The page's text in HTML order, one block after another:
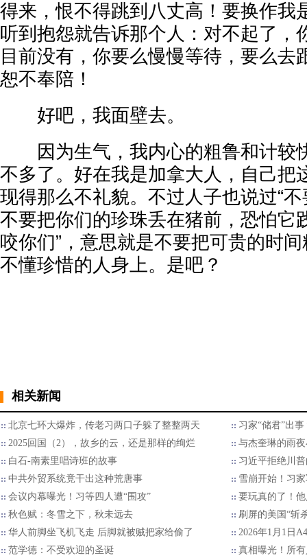
得来，恨不得跳到八丈高！要换作我
听到抱怨就告诉那个人：对不起了，
目前没有，你要么慢慢等待，要么去
恕不奉陪！
好吧，我面壁去。
因为生气，我内心的粗鲁和计较
不多了。好在我是加拿大人，自己把
现得那么不礼貌。不过人子也说过“
不要把你们的珍珠丢在猪前，恐怕它
咬你们”，意思就是不要把可贵的时
不懂珍惜的人身上。是吧？
相关新闻
北京七环大爆炸，传老习两口子躲了整整两天
习家“储君”出
2025回国（2），故乡的云，还是那样的绚烂
与杰奎琳的雨
白石-南素里唱诗班的故事
习近平拒绝川普
中共外贸系统竟干出这种荒唐事
雪崩开始！习
会议内幕曝光！习等四人遭“围攻”
要玩真的了！
秋色赋：冬雪之下，秋未远去
刷屏的美国“斩
华人前脚坐飞机飞走 后脚就被贼把家给偷了
2026年1月1日
范学德：不受欢迎的圣诞
真相曝光！所